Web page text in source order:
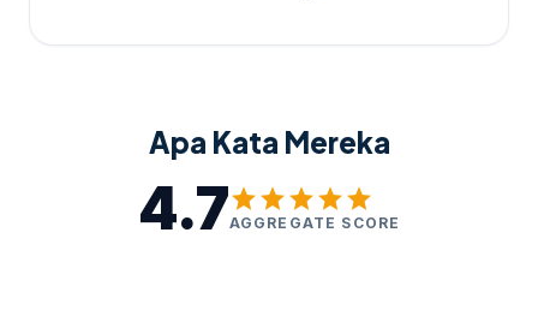
Apa Kata Mereka
4.7starstarstarstarstar
AGGREGATE SCORE